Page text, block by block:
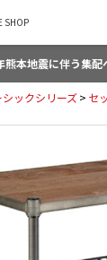
SHOP
熊本地震に伴う集配
ックシリーズ> セ